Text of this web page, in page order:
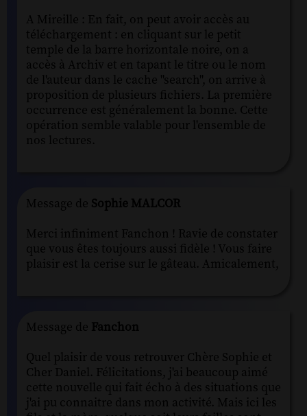
A Mireille : En fait, on peut avoir accès au
téléchargement : en cliquant sur le petit
temple de la barre horizontale noire, on a
accès à Archiv et en tapant le titre ou le nom
de l'auteur dans le cache "search", on arrive à
proposition de plusieurs fichiers. La première
occurrence est généralement la bonne. Cette
opération semble valable pour l'ensemble de
nos lectures.
Message de Sophie MALCOR
Merci infiniment Fanchon ! Ravie de constater
que vous êtes toujours aussi fidèle ! Vous faire
plaisir est la cerise sur le gâteau. Amicalement,
Message de Fanchon
Quel plaisir de vous retrouver Chère Sophie et
Cher Daniel. Félicitations, j'ai beaucoup aimé
cette nouvelle qui fait écho à des situations que
j'ai pu connaitre dans mon activité. Mais ici les